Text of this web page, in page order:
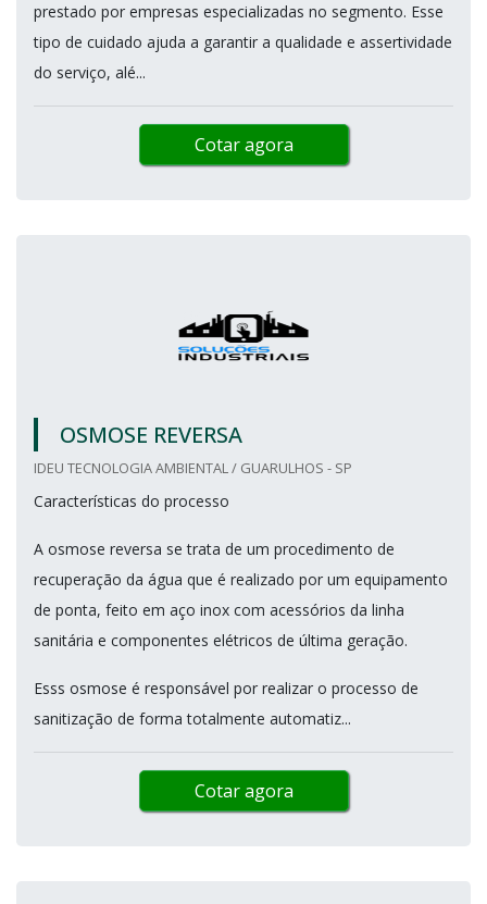
prestado por empresas especializadas no segmento. Esse
tipo de cuidado ajuda a garantir a qualidade e assertividade
do serviço, alé...
Cotar agora
OSMOSE REVERSA
IDEU TECNOLOGIA AMBIENTAL / GUARULHOS - SP
Características do processo
A osmose reversa se trata de um procedimento de
recuperação da água que é realizado por um equipamento
de ponta, feito em aço inox com acessórios da linha
sanitária e componentes elétricos de última geração.
Esss osmose é responsável por realizar o processo de
sanitização de forma totalmente automatiz...
Cotar agora